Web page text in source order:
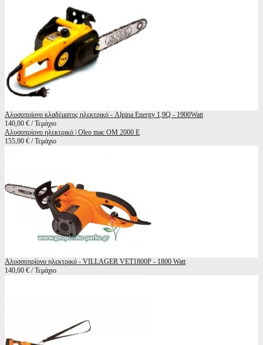
Αλυσοπρίονο κλαδέματος ηλεκτρικό - Alpina Energy 1,9Q - 1900Watt
140,00 € / Τεμάχιο
Αλυσοπρίονο ηλεκτρικό | Oleo mac OM 2000 E
155,00 € / Τεμάχιο
Αλυσσοπρίονο ηλεκτρικό - VILLAGER VET1800P - 1800 Watt
140,00 € / Τεμάχιο